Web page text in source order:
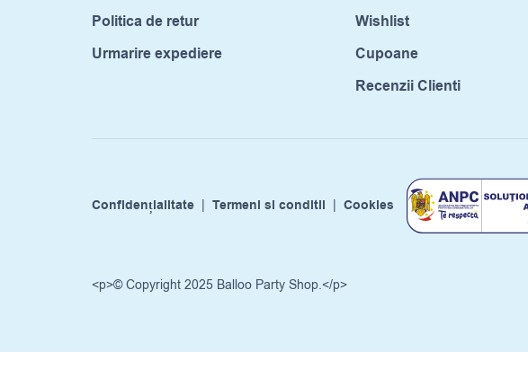
Politica de retur
Urmarire expediere
Wishlist
Cupoane
Recenzii Clienti
Confidențialitate | Termeni si conditii | Cookies
<p>© Copyright 2025 Balloo Party Shop.</p>